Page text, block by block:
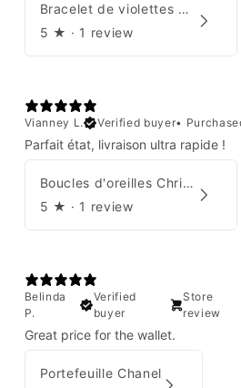
Bracelet de violettes Augustine
5 ★ · 1 review
Vianney L.
Verified buyer•
Parfait état, livraison ultra rapide !
Boucles d'oreilles Christian Dior
5 ★ · 1 review
Belinda
P.
Verified
buyer
Store
review
Great price for the wallet.
Portefeuille Chanel